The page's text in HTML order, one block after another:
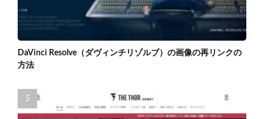
DaVinci Resolve（ダヴィンチリゾルブ）の画像の再リンクの
方法